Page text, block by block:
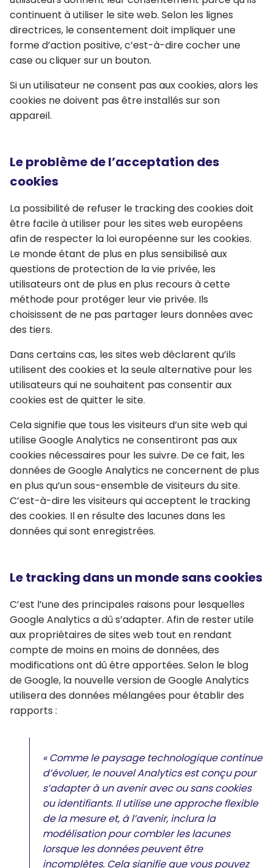
continuent à utiliser le site web. Selon les lignes
directrices, le consentement doit impliquer une
forme d’action positive, c’est-à-dire cocher une
case ou cliquer sur un bouton.
Si un utilisateur ne consent pas aux cookies, alors les
cookies ne doivent pas être installés sur son
appareil.
Le problème de l’acceptation des
cookies
La possibilité de refuser le tracking des cookies doit
être facile à utiliser pour les sites web européens
afin de respecter la loi européenne sur les cookies.
Le monde étant de plus en plus sensibilisé aux
questions de protection de la vie privée, les
utilisateurs ont de plus en plus recours à cette
méthode pour protéger leur vie privée. Ils
choisissent de ne pas partager leurs données avec
des tiers.
Dans certains cas, les sites web déclarent qu’ils
utilisent des cookies et la seule alternative pour les
utilisateurs qui ne souhaitent pas consentir aux
cookies est de quitter le site.
Cela signifie que tous les visiteurs d’un site web qui
utilise Google Analytics ne consentiront pas aux
cookies nécessaires pour les suivre. De ce fait, les
données de Google Analytics ne concernent de plus
en plus qu’un sous-ensemble de visiteurs du site.
C’est-à-dire les visiteurs qui acceptent le tracking
des cookies. Il en résulte des lacunes dans les
données qui sont enregistrées.
Le tracking dans un monde sans cookies
C’est l’une des principales raisons pour lesquelles
Google Analytics a dû s’adapter. Afin de rester utile
aux propriétaires de sites web tout en rendant
compte de moins en moins de données, des
modifications ont dû être apportées. Selon le blog
de Google, la nouvelle version de Google Analytics
utilisera des données mélangées pour établir des
rapports :
« Comme le paysage technologique continue
d’évoluer, le nouvel Analytics est conçu pour
s’adapter à un avenir avec ou sans cookies
ou identifiants. Il utilise une approche flexible
de la mesure et, à l’avenir, inclura la
modélisation pour combler les lacunes
lorsque les données peuvent être
incomplètes. Cela signifie que vous pouvez